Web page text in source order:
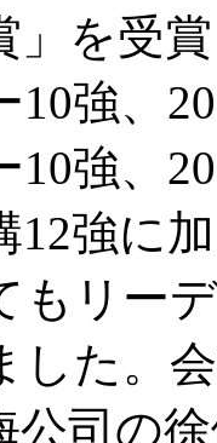
」を受
10強、
10強、
12強に
もリー
した。
公司の